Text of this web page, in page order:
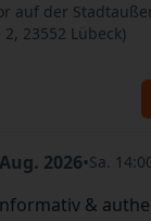
auf der
23552 Lübeck)
Aug. 2026•Sa.
&